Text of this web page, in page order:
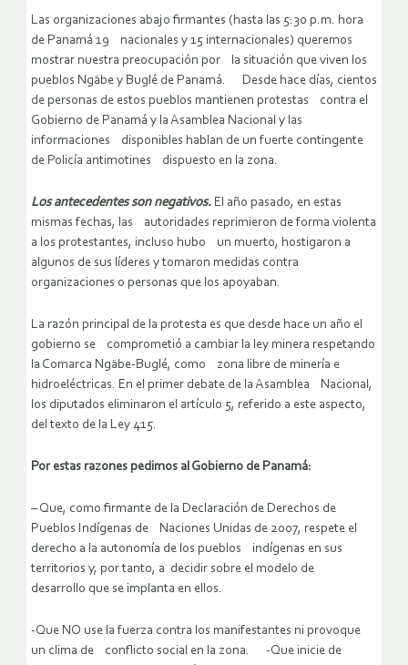
Las organizaciones abajo firmantes (hasta las 5:30 p.m. hora
de Panamá 19 nacionales y 15 internacionales) queremos
mostrar nuestra preocupación por la situación que viven los
pueblos Ngäbe y Buglé de Panamá. Desde hace días, cientos
de personas de estos pueblos mantienen protestas contra el
Gobierno de Panamá y la Asamblea Nacional y las
informaciones disponibles hablan de un fuerte contingente
de Policía antimotines dispuesto en la zona.
Los antecedentes son negativos. El año pasado, en estas
mismas fechas, las autoridades reprimieron de forma violenta
a los protestantes, incluso hubo un muerto, hostigaron a
algunos de sus líderes y tomaron medidas contra
organizaciones o personas que los apoyaban.
La razón principal de la protesta es que desde hace un año el
gobierno se comprometió a cambiar la ley minera respetando
la Comarca Ngäbe-Buglé, como zona libre de minería e
hidroeléctricas. En el primer debate de la Asamblea Nacional,
los diputados eliminaron el artículo 5, referido a este aspecto,
del texto de la Ley 415.
Por estas razones pedimos al Gobierno de Panamá:
– Que, como firmante de la Declaración de Derechos de
Pueblos Indígenas de Naciones Unidas de 2007, respete el
derecho a la autonomía de los pueblos indígenas en sus
territorios y, por tanto, a decidir sobre el modelo de
desarrollo que se implanta en ellos.
-Que NO use la fuerza contra los manifestantes ni provoque
un clima de conflicto social en la zona. -Que inicie de